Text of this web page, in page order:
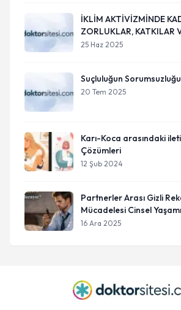
İKLİM AKTİVİZMİNDE
ZORLUKLAR, KATKILAR
PERSPEKTİFLERİ
25 Haz 2025
Suçluluğun Sorumsuzluğu
20 Tem 2025
Karı-Koca arasındaki
Çözümleri
12 Şub 2024
Partnerler Arası Gizli
Mücadelesi Cinsel
16 Ara 2025